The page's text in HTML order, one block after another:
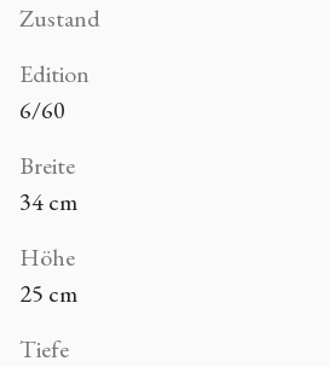
Zustand
Edition
6/60
Breite
34 cm
Höhe
25 cm
Tiefe